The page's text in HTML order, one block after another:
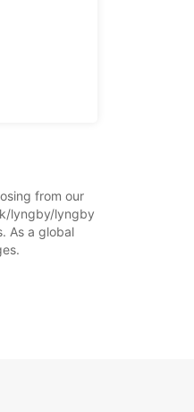
from our
lyngby/lyngby
As a global